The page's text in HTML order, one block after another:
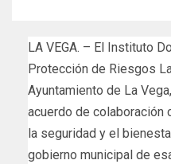
LA VEGA. – El Instituto
Protección de Riesgos
Ayuntamiento de La
acuerdo de
la seguridad y el
gobierno municipal de